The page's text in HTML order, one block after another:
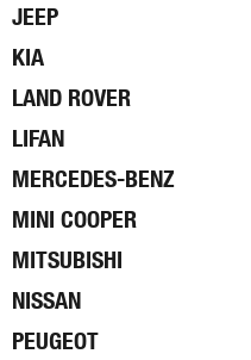
JEEP
KIA
LAND ROVER
LIFAN
MERCEDES-BENZ
MINI COOPER
MITSUBISHI
NISSAN
PEUGEOT